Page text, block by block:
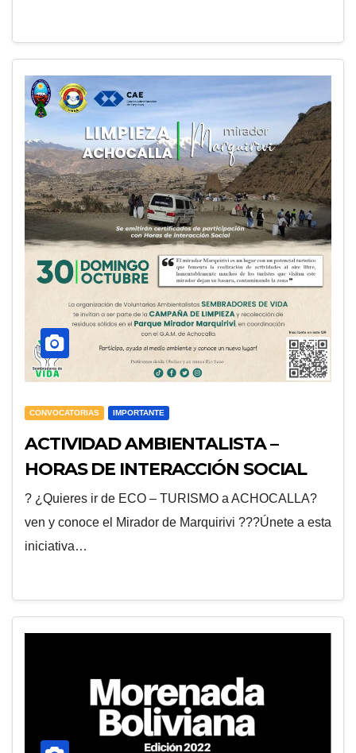
CONVOCATORIAS IMPORTANTE
ACTIVIDAD AMBIENTALISTA –
HORAS DE INTERACCIÓN SOCIAL
? ¿Quieres ir de ECO – TURISMO a ACHOCALLA?
ven y conoce el Mirador de Marquirivi ???Únete a esta
iniciativa…